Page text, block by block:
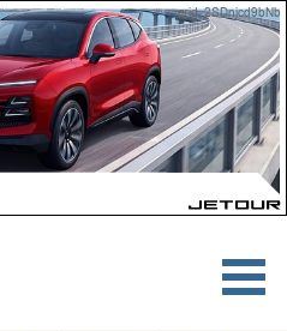
erid: 2SDnjcd9bNb